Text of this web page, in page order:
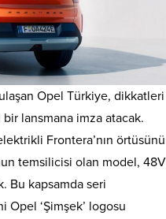
Opel Türkiye, dikkatleri
lansmana imza atacak.
Frontera’nın örtüsünü
temsilicisi olan model, 48V
Bu kapsamda seri
‘Şimşek’ logosu